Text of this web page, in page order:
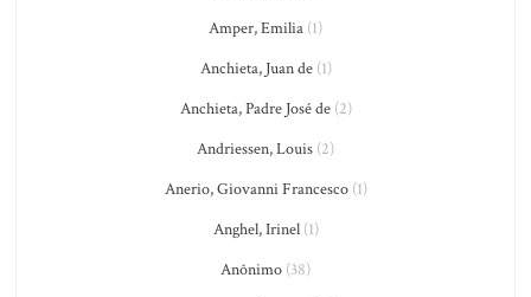
Amper, Emilia (1)
Anchieta, Juan de(1)
Anchieta, Padre José de(2)
Andriessen, Louis (2)
Anerio, Giovanni Francesco(1)
Anghel, Irinel(1)
Anônimo (38)